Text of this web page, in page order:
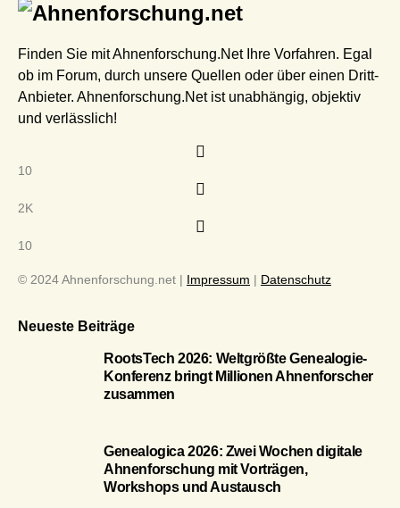
Finden Sie mit Ahnenforschung.Net Ihre Vorfahren. Egal
ob im Forum, durch unsere Quellen oder über einen Dritt-
Anbieter. Ahnenforschung.Net ist unabhängig, objektiv
und verlässlich!
10
2K
10
© 2024 Ahnenforschung.net | Impressum | Datenschutz
Neueste Beiträge
RootsTech 2026: Weltgrößte Genealogie-
Konferenz bringt Millionen Ahnenforscher
zusammen
Genealogica 2026: Zwei Wochen digitale
Ahnenforschung mit Vorträgen,
Workshops und Austausch